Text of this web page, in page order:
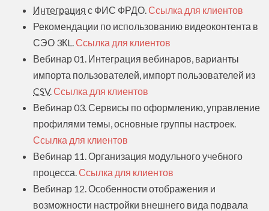
Интеграция с ФИС ФРДО. Ссылка для клиентов
Рекомендации по использованию видеоконтента в
СЭО 3КL. Ссылка для клиентов
Вебинар 01. Интеграция вебинаров, варианты
импорта пользователей, импорт пользователей из
CSV. Ссылка для клиентов
Вебинар 03. Сервисы по оформлению, управление
профилями темы, основные группы настроек.
Ссылка для клиентов
Вебинар 11. Организация модульного учебного
процесса. Ссылка для клиентов
Вебинар 12. Особенности отображения и
возможности настройки внешнего вида подвала